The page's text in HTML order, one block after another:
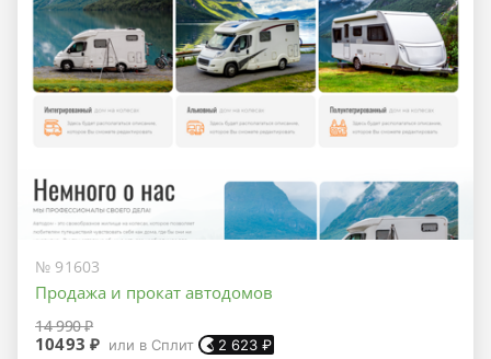
№ 91603
Продажа и прокат автодомов
14 990 ₽
10493 ₽ или в Сплит 2 623 ₽